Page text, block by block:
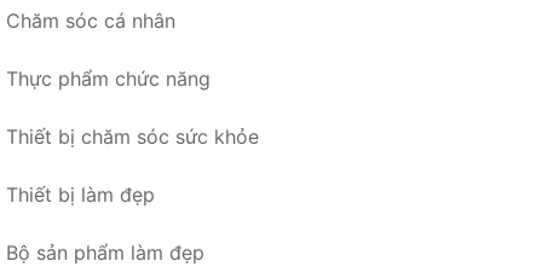
Chăm sóc cá nhân
Thực phẩm chức năng
Thiết bị chăm sóc sức khỏe
Thiết bị làm đẹp
Bộ sản phẩm làm đẹp